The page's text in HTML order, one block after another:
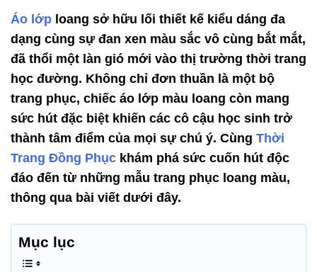
Áo lớp loang sở hữu lối thiết kế kiểu dáng đa
dạng cùng sự đan xen màu sắc vô cùng bắt mắt,
đã thổi một làn gió mới vào thị trường thời trang
học đường. Không chỉ đơn thuần là một bộ
trang phục, chiếc áo lớp màu loang còn mang
sức hút đặc biệt khiến các cô cậu học sinh trở
thành tâm điểm của mọi sự chú ý. Cùng Thời
Trang Đồng Phục khám phá sức cuốn hút độc
đáo đến từ những mẫu trang phục loang màu,
thông qua bài viết dưới đây.
Mục lục